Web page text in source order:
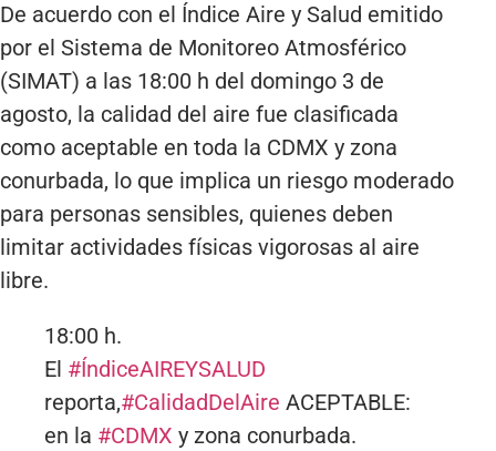
De acuerdo con el Índice Aire y Salud emitido
por el Sistema de Monitoreo Atmosférico
(SIMAT) a las 18:00 h del domingo 3 de
agosto, la calidad del aire fue clasificada
como aceptable en toda la CDMX y zona
conurbada, lo que implica un riesgo moderado
para personas sensibles, quienes deben
limitar actividades físicas vigorosas al aire
libre.
18:00 h.
El #ÍndiceAIREYSALUD
reporta,#CalidadDelAire ACEPTABLE:
en la #CDMX y zona conurbada.